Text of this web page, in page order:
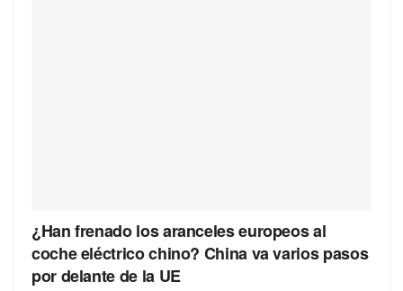
¿Han frenado los aranceles europeos al
coche eléctrico chino? China va varios pasos
por delante de la UE